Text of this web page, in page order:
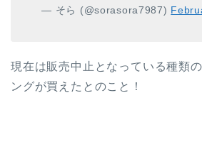
— そら (@sorasora7987)
現在は販売中止となっている種類
ングが買えたとのこと！